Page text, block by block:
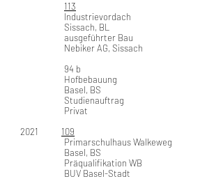
113
Industrievordach
Sissach, BL
ausgeführter Bau
Nebiker AG, Sissach
94 b
Hofbebauung
Basel, BS
Studienauftrag
Privat
2021 109
Primarschulhaus Walkeweg
Basel, BS
Präqualifikation WB
BUV Basel-Stadt